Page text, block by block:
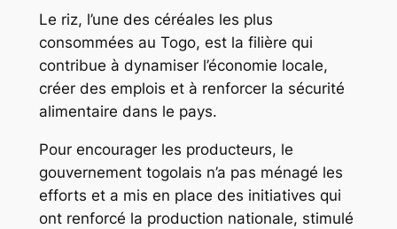
Le riz, l’une des céréales les plus
consommées au Togo, est la filière qui
contribue à dynamiser l’économie locale,
créer des emplois et à renforcer la sécurité
alimentaire dans le pays.
Pour encourager les producteurs, le
gouvernement togolais n’a pas ménagé les
efforts et a mis en place des initiatives qui
ont renforcé la production nationale, stimulé